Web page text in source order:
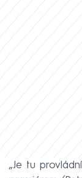
„Je tu